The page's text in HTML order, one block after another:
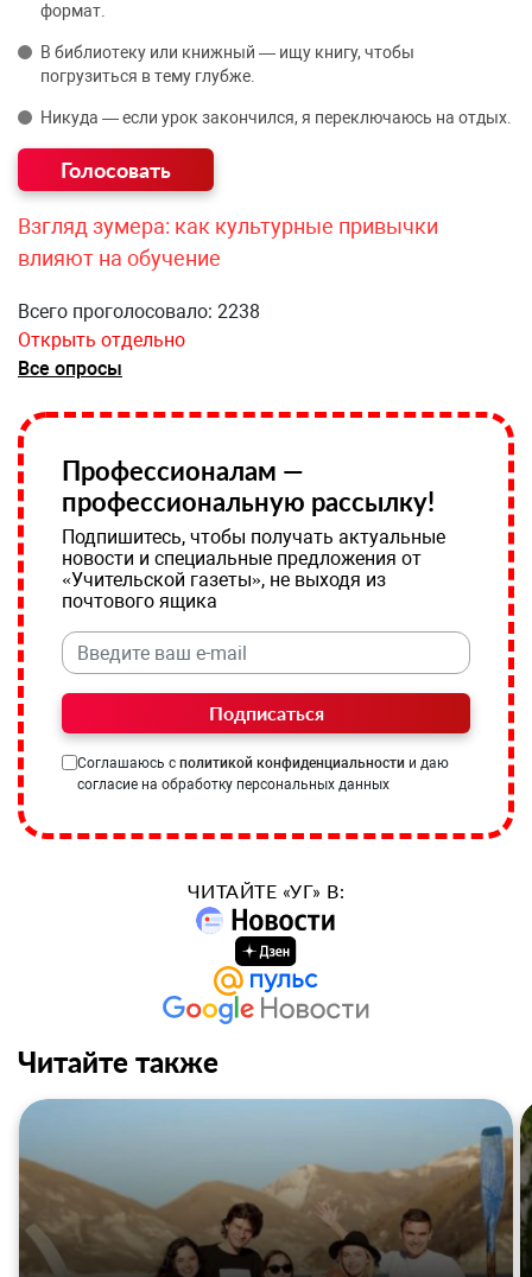
формат.
В библиотеку или книжный — ищу книгу, чтобы
погрузиться в тему глубже.
Никуда — если урок закончился, я переключаюсь на отдых.
Взгляд зумера: как культурные привычки
влияют на обучение
Всего проголосовало: 2238
Открыть отдельно
Все опросы
Профессионалам —
профессиональную рассылку!
Подпишитесь, чтобы получать актуальные
новости и специальные предложения от
«Учительской газеты», не выходя из
почтового ящика
Подписаться
Соглашаюсь с политикой конфиденциальности и даю
согласие на обработку персональных данных
ЧИТАЙТЕ «УГ» В:
Читайте также